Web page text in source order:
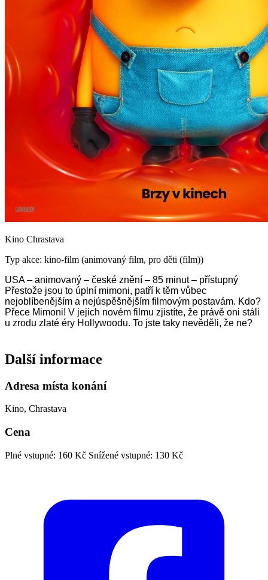
Kino Chrastava
Typ akce: kino-film (animovaný film, pro děti (film))
USA – animovaný – české znění – 85 minut – přístupný
Přestože jsou to úplní mimoni, patří k těm vůbec
nejoblíbenějším a nejúspěšnějším filmovým postavám. Kdo?
Přece Mimoni! V jejich novém filmu zjistíte, že právě oni stáli
u zrodu zlaté éry Hollywoodu. To jste taky nevěděli, že ne?
Další informace
Adresa místa konání
Kino, Chrastava
Cena
Plné vstupné: 160 Kč Snížené vstupné: 130 Kč